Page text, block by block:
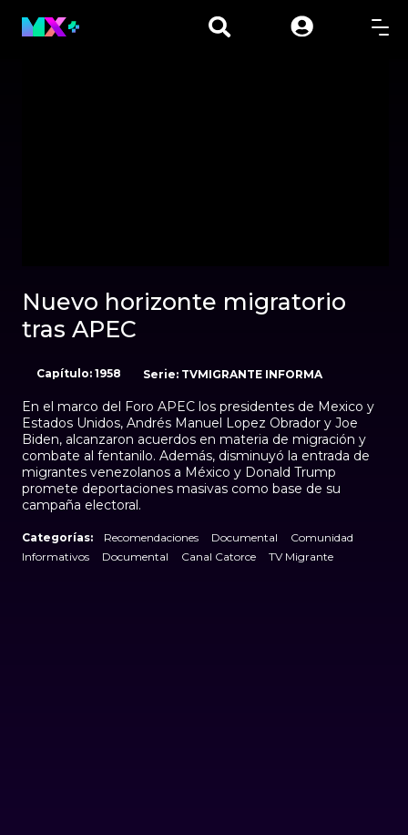
Nuevo horizonte migratorio
tras APEC
Capítulo: 1958 Serie: TVMIGRANTE INFORMA
En el marco del Foro APEC los presidentes de Mexico y
Estados Unidos, Andrés Manuel Lopez Obrador y Joe
Biden, alcanzaron acuerdos en materia de migración y
combate al fentanilo. Además, disminuyó la entrada de
migrantes venezolanos a México y Donald Trump
promete deportaciones masivas como base de su
campaña electoral.
Categorías: Recomendaciones Documental
Comunidad
Informativos
Documental Canal Catorce TV Migrante